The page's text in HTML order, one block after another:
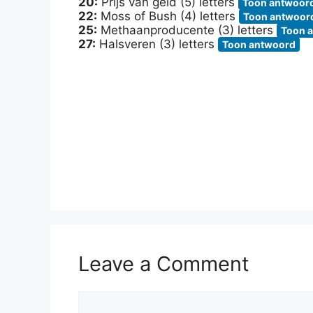
22: Moss of Bush (4) letters Toon
25: Methaanproducente (3) letters Toon
27: Halsveren (3) letters Toon antwoord
Leave a Comment